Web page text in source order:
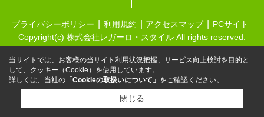
プライバシーポリシー 利用規約 アクセスマップ
PCサイト
Copyright(c) 株式会社レガーロ・スタイル All rights reserved.
当サイトでは、お客様の当サイト利用状況把握、サービス向上検討を目的と
して、クッキー（Cookie）を使用しています。
詳しくは、当社の 「Cookieの取扱いについて」 をご確認ください。
閉じる